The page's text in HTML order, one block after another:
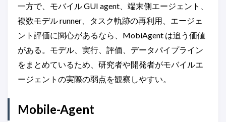
一方で、モバイル GUI agent、端末側エージェント、
複数モデル runner、タスク軌跡の再利用、エージェ
ント評価に関心があるなら、MobiAgent は追う価値
がある。モデル、実行、評価、データパイプライン
をまとめているため、研究者や開発者がモバイルエ
ージェントの実際の弱点を観察しやすい。
Mobile-Agent